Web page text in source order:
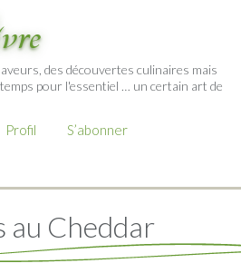
des découvertes culinaires mais
pour l'essentiel … un certain art de
Profil S’abonner
au Cheddar